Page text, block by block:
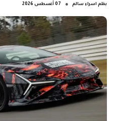
بقلم اسراء سالم ● 07 أغسطس 2026